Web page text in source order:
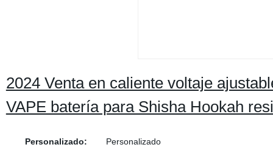
2024 Venta en caliente voltaje
VAPE batería para Shisha Hookah
Personalizado:
Personalizado